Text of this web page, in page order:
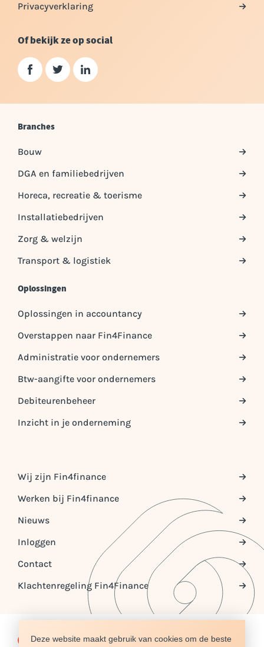
Deze website maakt gebruik van cookies om de beste
Privacyverklaring
Of bekijk ze op social
Branches
Bouw
DGA en familiebedrijven
Horeca, recreatie & toerisme
Installatiebedrijven
Zorg & welzijn
Transport & logistiek
Oplossingen
Oplossingen in accountancy
Overstappen naar Fin4Finance
Administratie voor ondernemers
Btw-aangifte voor ondernemers
Debiteurenbeheer
Inzicht in je onderneming
Wij zijn Fin4finance
Werken bij Fin4finance
Nieuws
Inloggen
Contact
Klachtenregeling Fin4Finance
© COPYRIGHT 2026 FIN4FINANCE